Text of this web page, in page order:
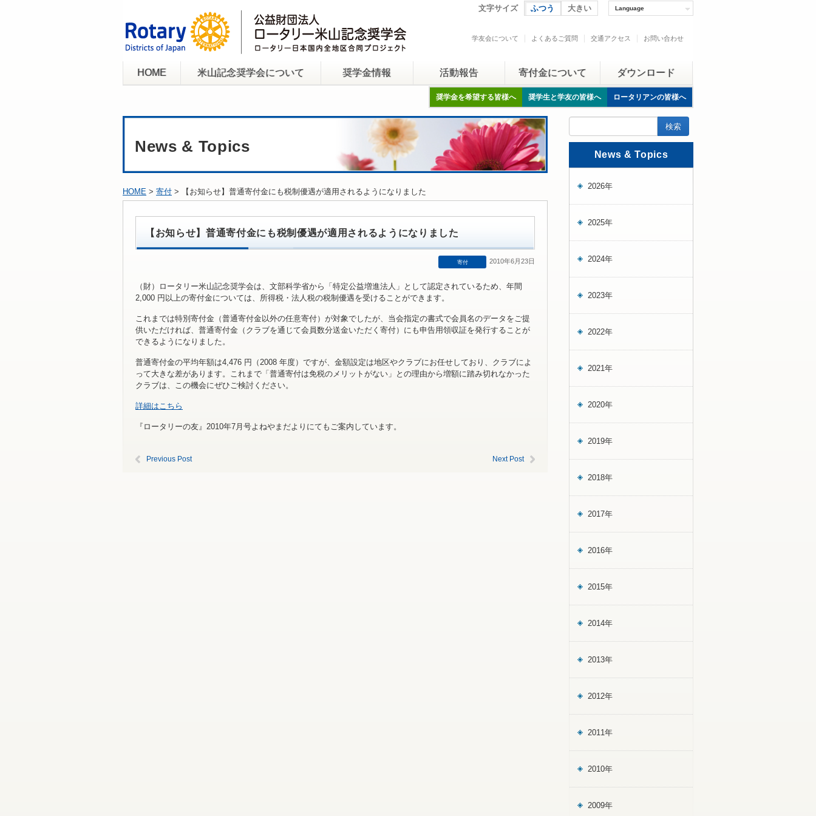
文字サイズ ふつう 大きい Language
学友会について よくあるご質問 交通アクセス お問い合わせ
HOME 米山記念奨学会について 奨学金情報 活動報告 寄付金について ダウンロード
奨学金を希望する皆様へ 奨学生と学友の皆様へ ロータリアンの皆様へ
News & Topics
HOME > 寄付 > 【お知らせ】普通寄付金にも税制優遇が適用されるようになりました
【お知らせ】普通寄付金にも税制優遇が適用されるようになりました
寄付 2010年6月23日
（財）ロータリー米山記念奨学会は、文部科学省から「特定公益増進法人」として認定されているため、年間
2,000 円以上の寄付金については、所得税・法人税の税制優遇を受けることができます。
これまでは特別寄付金（普通寄付金以外の任意寄付）が対象でしたが、当会指定の書式で会員名のデータをご提
供いただければ、普通寄付金（クラブを通じて会員数分送金いただく寄付）にも申告用領収証を発行することが
できるようになりました。
普通寄付金の平均年額は4,476 円（2008 年度）ですが、金額設定は地区やクラブにお任せしており、クラブによ
って大きな差があります。これまで「普通寄付は免税のメリットがない」との理由から増額に踏み切れなかった
クラブは、この機会にぜひご検討ください。
詳細はこちら
『ロータリーの友』2010年7月号よねやまだよりにてもご案内しています。
Previous Post Next Post
News & Topics
2026年
2025年
2024年
2023年
2022年
2021年
2020年
2019年
2018年
2017年
2016年
2015年
2014年
2013年
2012年
2011年
2010年
2009年